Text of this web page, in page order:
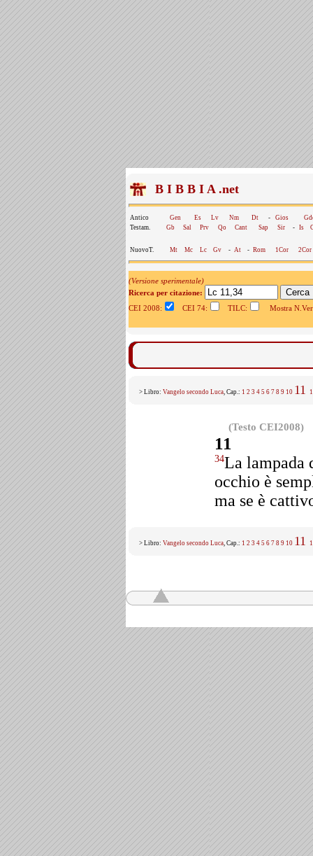
B I B B I A .net
Antico Gen Es Lv Nm Dt - Gios
Testam.
Gb Sal Prv Qo Cant Sap Sir - Is
NuovoT. Mt Mc Lc Gv - At - Rom 1Cor 2Cor
(Versione sperimentale)
Ricerca per citazione:
CEI 2008:
CEI 74: TILC: Mostra
> Libro: Vangelo secondo Luca, Cap.: 1 2 3 4 5 6 7 8 9 10 11
(Testo CEI2008)
11
34La lampada
occhio è
ma se è
> Libro: Vangelo secondo Luca, Cap.: 1 2 3 4 5 6 7 8 9 10 11